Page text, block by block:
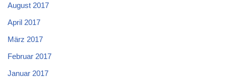
August 2017
April 2017
März 2017
Februar 2017
Januar 2017